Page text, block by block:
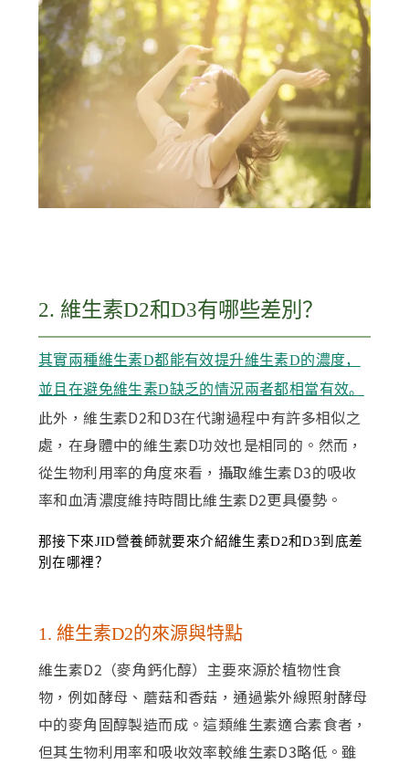
2. 維生素D2和D3有哪些差別？
其實兩種維生素D都能有效提升維生素D的濃度，
並且在避免維生素D缺乏的情況兩者都相當有效。
此外，維生素D2和D3在代謝過程中有許多相似之
處，在身體中的維生素D功效也是相同的。然而，
從生物利用率的角度來看，攝取維生素D3的吸收
率和血清濃度維持時間比維生素D2更具優勢。
那接下來JID營養師就要來介紹維生素D2和D3到底差
別在哪裡？
1. 維生素D2的來源與特點
維生素D2（麥角鈣化醇）主要來源於植物性食
物，例如酵母、蘑菇和香菇，通過紫外線照射酵母
中的麥角固醇製造而成。這類維生素適合素食者，
但其生物利用率和吸收效率較維生素D3略低。雖